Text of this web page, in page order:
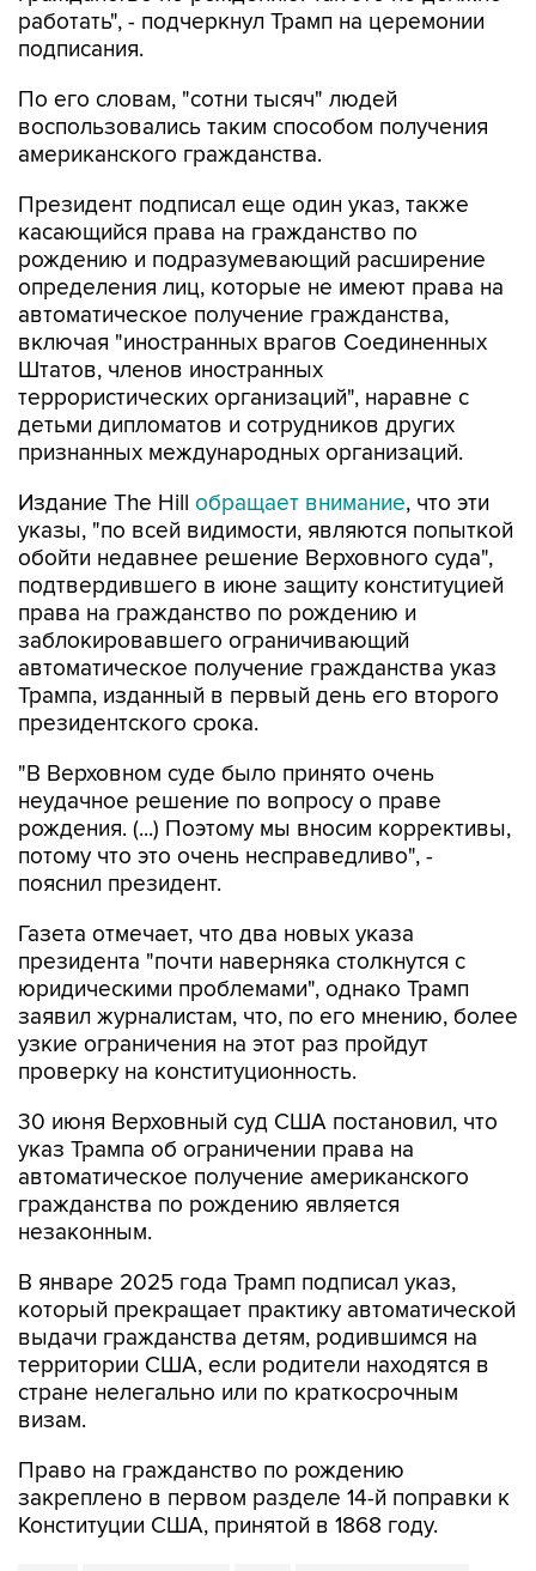
работать", - подчеркнул Трамп на церемонии
подписания.
По его словам, "сотни тысяч" людей
воспользовались таким способом получения
американского гражданства.
Президент подписал еще один указ, также
касающийся права на гражданство по
рождению и подразумевающий расширение
определения лиц, которые не имеют права на
автоматическое получение гражданства,
включая "иностранных врагов Соединенных
Штатов, членов иностранных
террористических организаций", наравне с
детьми дипломатов и сотрудников других
признанных международных организаций.
Издание The Hill обращает внимание, что эти
указы, "по всей видимости, являются попыткой
обойти недавнее решение Верховного суда",
подтвердившего в июне защиту конституцией
права на гражданство по рождению и
заблокировавшего ограничивающий
автоматическое получение гражданства указ
Трампа, изданный в первый день его второго
президентского срока.
"В Верховном суде было принято очень
неудачное решение по вопросу о праве
рождения. (...) Поэтому мы вносим коррективы,
потому что это очень несправедливо", -
пояснил президент.
Газета отмечает, что два новых указа
президента "почти наверняка столкнутся с
юридическими проблемами", однако Трамп
заявил журналистам, что, по его мнению, более
узкие ограничения на этот раз пройдут
проверку на конституционность.
30 июня Верховный суд США постановил, что
указ Трампа об ограничении права на
автоматическое получение американского
гражданства по рождению является
незаконным.
В январе 2025 года Трамп подписал указ,
который прекращает практику автоматической
выдачи гражданства детям, родившимся на
территории США, если родители находятся в
стране нелегально или по краткосрочным
визам.
Право на гражданство по рождению
закреплено в первом разделе 14-й поправки к
Конституции США, принятой в 1868 году.